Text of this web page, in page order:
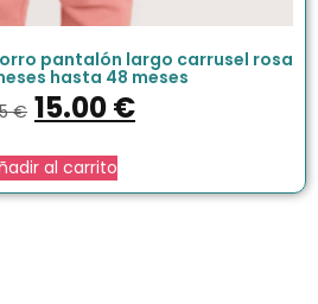
pantalón largo carrusel rosa
hasta 48 meses
€ 15.00€
al carrito